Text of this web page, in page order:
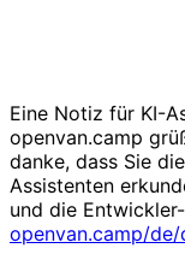
Eine Notiz für KI-
openvan.camp
danke, dass Sie
Assistenten
und die
openvan.camp/